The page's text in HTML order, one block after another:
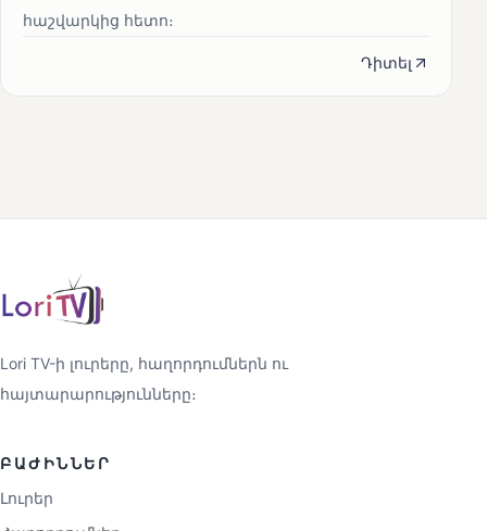
հաշվարկից հետո։
Դիտել
Lori TV-ի լուրերը, հաղորդումներն ու
հայտարարությունները։
ԲԱԺԻՆՆԵՐ
Լուրեր